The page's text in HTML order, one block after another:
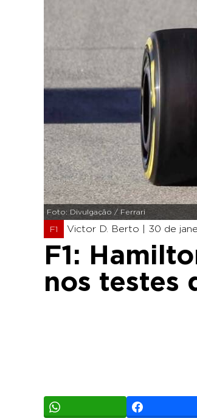
Foto: Divulgação / Ferrari
F1 Victor D. Berto | 30 de
F1:
nos testes